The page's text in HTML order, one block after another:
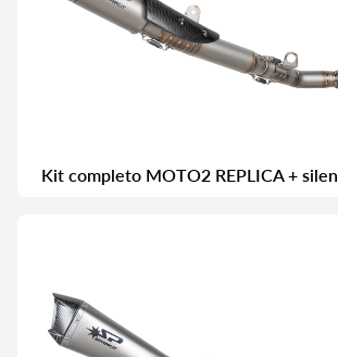
Kit completo MOTO2 REPLICA +